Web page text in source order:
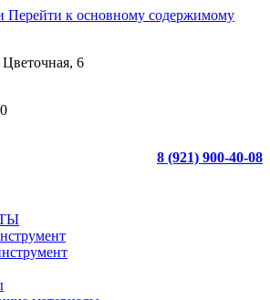
Перейти к основному содержимому
6
8 (921) 900-40-08